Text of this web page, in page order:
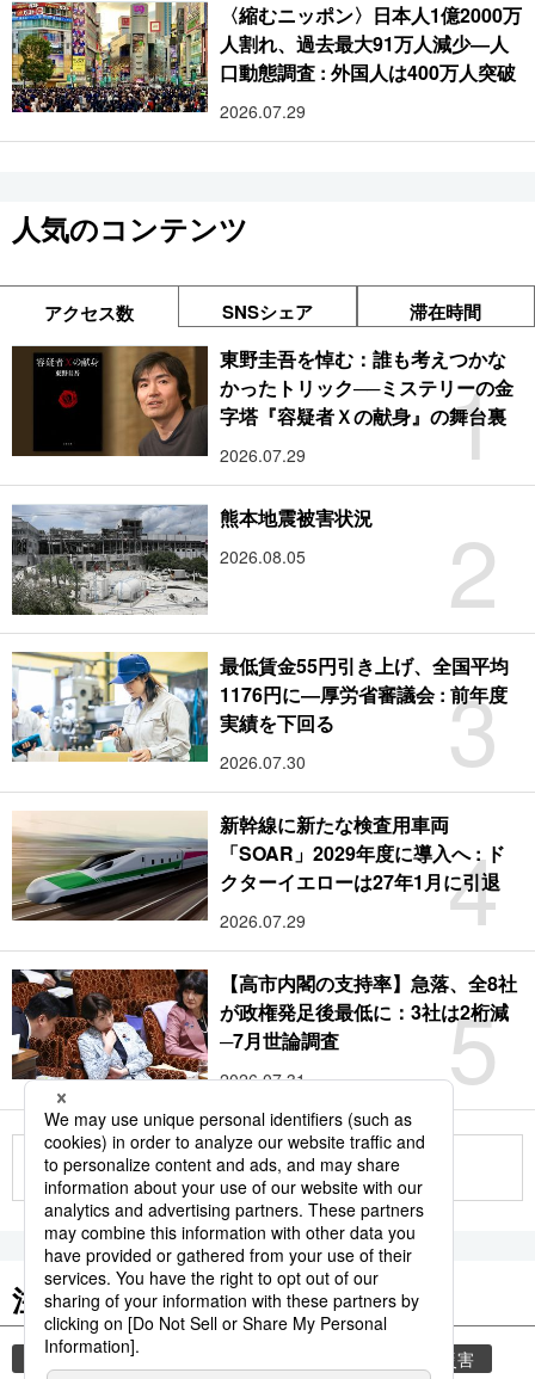
〈縮むニッポン〉日本人1億2000万
人割れ、過去最大91万人減少―人
口動態調査 : 外国人は400万人突破
2026.07.29
人気のコンテンツ
アクセス数 SNSシェア 滞在時間
1
東野圭吾を悼む：誰も考えつかな
かったトリック──ミステリーの金
字塔『容疑者Ｘの献身』の舞台裏
2026.07.29
2
熊本地震被害状況
2026.08.05
3
最低賃金55円引き上げ、全国平均
1176円に―厚労省審議会 : 前年度
実績を下回る
2026.07.30
4
新幹線に新たな検査用車両
「SOAR」2029年度に導入へ : ド
クターイエローは27年1月に引退
2026.07.29
5
【高市内閣の支持率】急落、全8社
が政権発足後最低に：3社は2桁減
─7月世論調査
2026.07.31
もっと見る
注目のキーワード
共同通信ニュース 気象・災害